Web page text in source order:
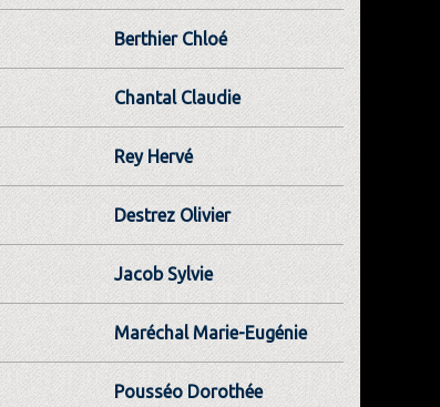
Berthier Chloé
Chantal Claudie
Rey Hervé
Destrez Olivier
Jacob Sylvie
Maréchal Marie-Eugénie
Pousséo Dorothée